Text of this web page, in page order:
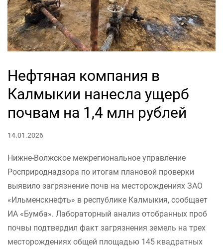
Нефтяная компания в
Калмыкии нанесла ущерб
почвам на 1,4 млн рублей
14.01.2026
Нижне-Волжское межрегиональное управление
Росприроднадзора по итогам плановой проверки
выявило загрязнение почв на месторождениях ЗАО
«Ильменскнефть» в республике Калмыкия, сообщает
ИА «Бумба». Лабораторный анализ отобранных проб
почвы подтвердил факт загрязнения земель на трех
месторождениях общей площадью 145 квадратных